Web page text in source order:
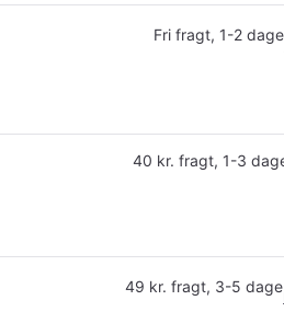
Fri fragt, 1-2 dage
40 kr. fragt, 1-3
49 kr. fragt, 3-5 dage